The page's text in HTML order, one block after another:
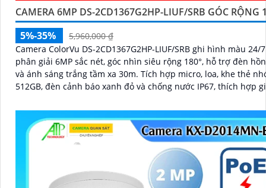
CAMERA 6MP DS-2CD1367G2HP-LIUF/SRB GÓC RỘNG
5%-35%
5,960,000 ₫
Camera ColorVu DS-2CD1367G2HP-LIUF/SRB ghi hình màu 24/
phân giải 6MP sắc nét, góc nhìn siêu rộng 180°, hỗ trợ đèn
và ánh sáng trắng tầm xa 30m. Tích hợp micro, loa, khe thẻ nhớ đến
512GB, đèn cảnh báo xanh đỏ và chống nước IP67, thích hợp